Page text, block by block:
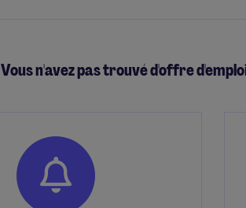
Vous n'avez pas trouvé d'offre